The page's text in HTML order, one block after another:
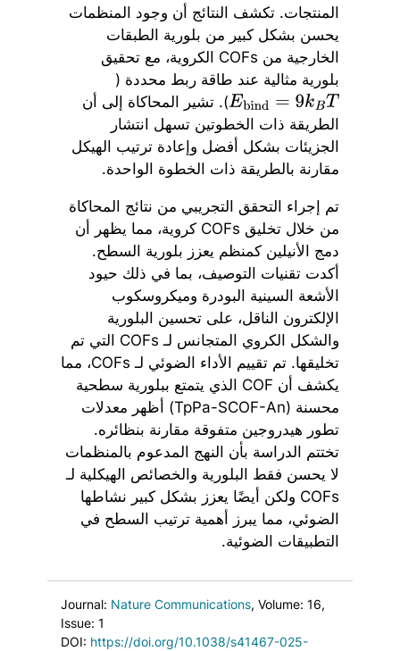
المنتجات. تكشف النتائج أن وجود المنظمات
يحسن بشكل كبير من بلورية الطبقات
الخارجية من COFs الكروية، مع تحقيق
بلورية مثالية عند طاقة ربط محددة (
Ebind =9 kBT
). تشير المحاكاة إلى أن
الطريقة ذات الخطوتين تسهل انتشار
الجزيئات بشكل أفضل وإعادة ترتيب الهيكل
مقارنة بالطريقة ذات الخطوة الواحدة.
تم إجراء التحقق التجريبي من نتائج المحاكاة
من خلال تخليق COFs كروية، مما يظهر أن
دمج الأنيلين كمنظم يعزز بلورية السطح.
أكدت تقنيات التوصيف، بما في ذلك حيود
الأشعة السينية البودرة وميكروسكوب
الإلكترون الناقل، على تحسين البلورية
والشكل الكروي المتجانس لـ COFs التي تم
تخليقها. تم تقييم الأداء الضوئي لـ COFs، مما
يكشف أن COF الذي يتمتع ببلورية سطحية
محسنة (TpPa-SCOF-An) أظهر معدلات
تطور هيدروجين متفوقة مقارنة بنظائره.
تختتم الدراسة بأن النهج المدعوم بالمنظمات
لا يحسن فقط البلورية والخصائص الهيكلية لـ
COFs ولكن أيضًا يعزز بشكل كبير نشاطها
الضوئي، مما يبرز أهمية ترتيب السطح في
التطبيقات الضوئية.
Journal: Nature Communications, Volume: 16,
Issue: 1
DOI: https://doi.org/10.1038/s41467-025-